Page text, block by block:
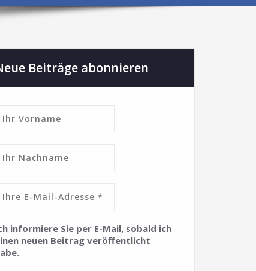
Beiträge abonnieren
informiere Sie per E-Mail, sobald ich
neuen Beitrag veröffentlicht